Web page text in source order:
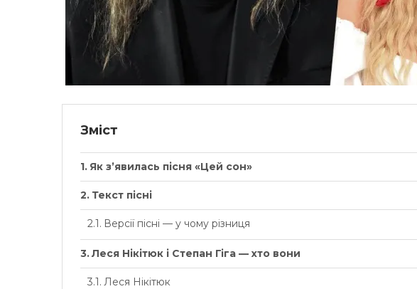
Зміст
Як з’явилась пісня «Цей сон»
Текст пісні
Версії пісні — у чому різниця
Леся Нікітюк і Степан Гіга — хто вони
Леся Нікітюк